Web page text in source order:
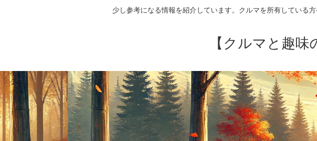
少し参考になる情報を紹介しています。クルマを所有している
【クルマと趣